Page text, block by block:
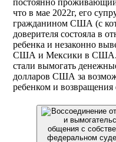
что в мае 2022г, его
гражданином США (с
доверителя состояла в
ребенка и незаконно
США и Мексики в США.
стали вымогать
долларов США за
ребенком и